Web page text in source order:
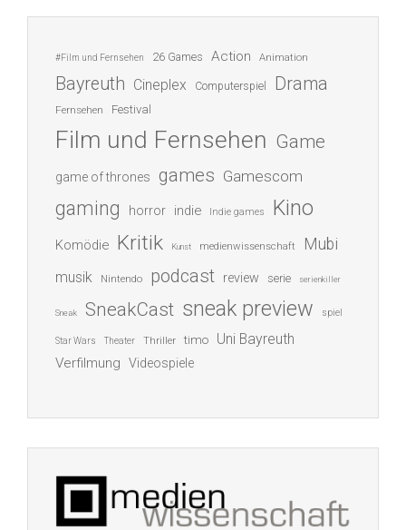
#Film und Fernsehen 26 Games Action Animation
Bayreuth Cineplex Computerspiel Drama
Fernsehen Festival
Film und Fernsehen Game
game of thrones games Gamescom
gaming horror indie Indie games Kino
Komödie Kritik Kunst medienwissenschaft Mubi
musik Nintendo podcast review serie serienkiller
Sneak SneakCast sneak preview spiel
Star Wars Theater Thriller timo Uni Bayreuth
Verfilmung Videospiele